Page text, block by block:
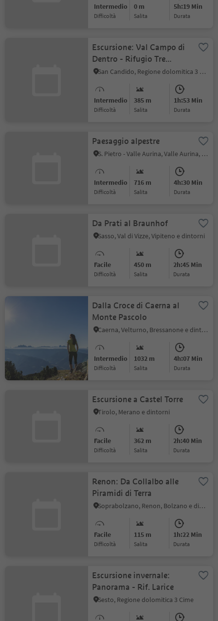
Intermedio
Difficoltà
0 m
Salita
5h:19 Min
durata
Escursione: Val Campo di
Dentro - Rifugio Tre
Scarperi
San Candido, Regione dolomitica 3 Cime
Intermedio
Difficoltà
385 m
Salita
1h:53 Min
durata
Paesaggio alpestre
S. Pietro - Valle Aurina, Valle Aurina, Valle Aurina
Intermedio
Difficoltà
716 m
Salita
4h:30 Min
durata
Da Prati al Braunhof
Sasso, Val di Vizze, Vipiteno e dintorni
Facile
Difficoltà
450 m
Salita
2h:45 Min
durata
Dalla Croce di Caerna al
Monte Pascolo
Caerna, Velturno, Bressanone e dintorni
Intermedio
Difficoltà
1032 m
Salita
4h:07 Min
durata
Escursione a Castel Torre
Tirolo, Merano e dintorni
Facile
Difficoltà
362 m
Salita
2h:40 Min
durata
Renon: Da Collalbo alle
Piramidi di Terra
Soprabolzano, Renon, Bolzano e dintorni
Facile
Difficoltà
115 m
Salita
1h:22 Min
durata
Escursione invernale:
Panorama - Rif. Larice
Sesto, Regione dolomitica 3 Cime